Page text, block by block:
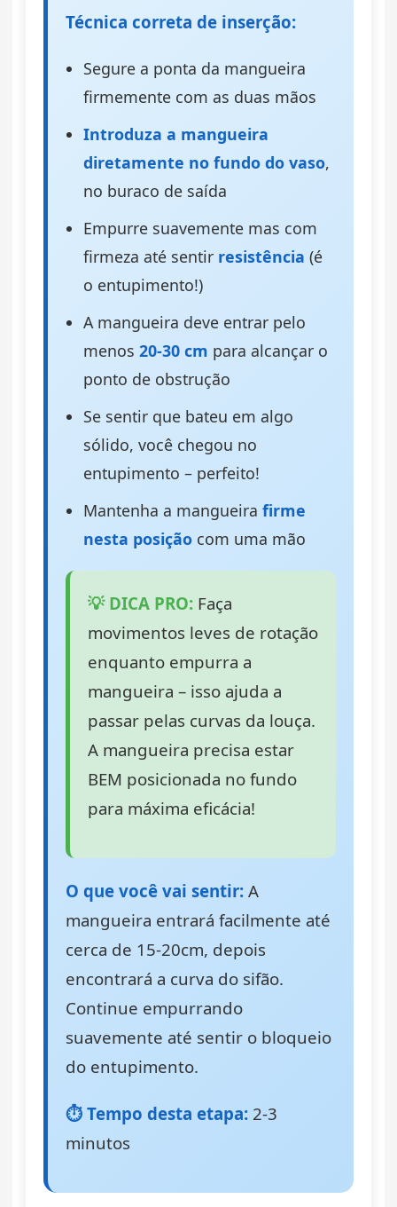
Técnica correta de inserção:
Segure a ponta da mangueira
firmemente com as duas mãos
Introduza a mangueira
diretamente no fundo do vaso,
no buraco de saída
Empurre suavemente mas com
firmeza até sentir resistência (é
o entupimento!)
A mangueira deve entrar pelo
menos 20-30 cm para alcançar o
ponto de obstrução
Se sentir que bateu em algo
sólido, você chegou no
entupimento – perfeito!
Mantenha a mangueira firme
nesta posiçãocom uma mão
💡 DICA PRO:Faça
movimentos leves de rotação
enquanto empurra a
mangueira – isso ajuda a
passar pelas curvas da louça.
A mangueira precisa estar
BEM posicionada no fundo
para máxima eficácia!
O que você vai sentir:A
mangueira entrará facilmente até
cerca de 15-20cm, depois
encontrará a curva do sifão.
Continue empurrando
suavemente até sentir o bloqueio
do entupimento.
⏱️ Tempo desta etapa:2-3
minutos